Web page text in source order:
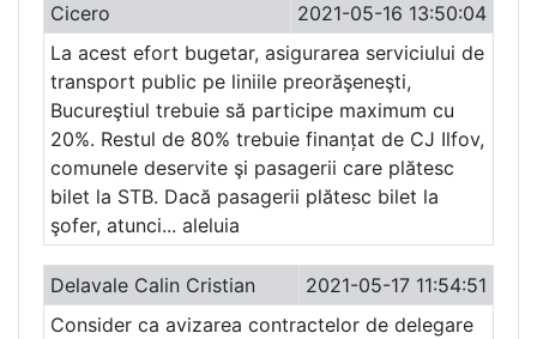
Cicero
2021-05-16 13:50:04
La acest efort bugetar, asigurarea serviciului de
transport public pe liniile preorăşeneşti,
Bucureştiul trebuie să participe maximum cu
20%. Restul de 80% trebuie finanțat de CJ Ilfov,
comunele deservite şi pasagerii care plătesc
bilet la STB. Dacă pasagerii plătesc bilet la
şofer, atunci... aleluia
Delavale Calin Cristian
2021-05-17 11:54:51
Consider ca avizarea contractelor de delegare